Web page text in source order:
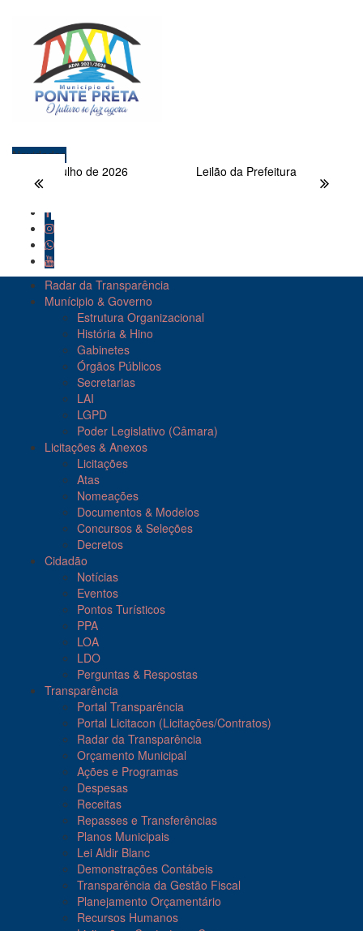
Novidades
– Julho de 2026
Leilão da Prefeitura Municipal de
Radar da Transparência
Munícipio & Governo
Estrutura Organizacional
História & Hino
Gabinetes
Órgãos Públicos
Secretarias
LAI
LGPD
Poder Legislativo (Câmara)
Licitações & Anexos
Licitações
Atas
Nomeações
Documentos & Modelos
Concursos & Seleções
Decretos
Cidadão
Notícias
Eventos
Pontos Turísticos
PPA
LOA
LDO
Perguntas & Respostas
Transparência
Portal Transparência
Portal Licitacon (Licitações/Contratos)
Radar da Transparência
Orçamento Municipal
Ações e Programas
Despesas
Receitas
Repasses e Transferências
Planos Municipais
Lei Aldir Blanc
Demonstrações Contábeis
Transparência da Gestão Fiscal
Planejamento Orçamentário
Recursos Humanos